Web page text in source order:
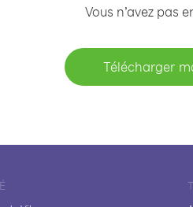
Vous n’avez pas
Télécharger